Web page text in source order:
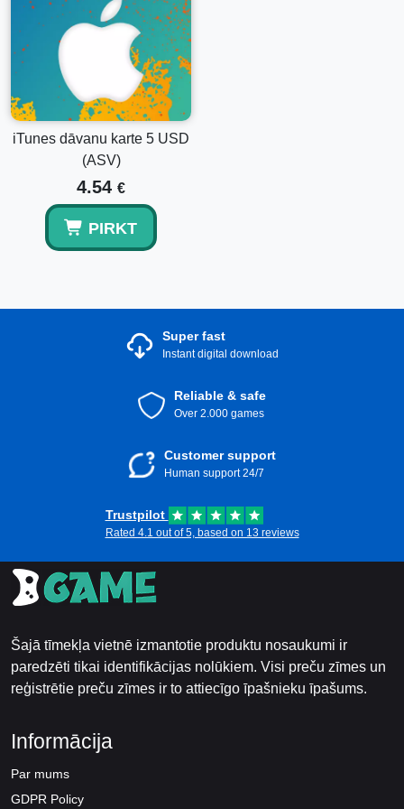
iTunes dāvanu karte 5 USD
(ASV)
4.54 €
PIRKT
Super fast
Instant digital download
Reliable & safe
Over 2.000 games
Customer support
Human support 24/7
Trustpilot
Rated 4.1 out of 5, based on 13 reviews
Šajā tīmekļa vietnē izmantotie produktu nosaukumi ir
paredzēti tikai identifikācijas nolūkiem. Visi preču zīmes un
reģistrētie preču zīmes ir to attiecīgo īpašnieku īpašums.
Informācija
Par mums
GDPR Policy